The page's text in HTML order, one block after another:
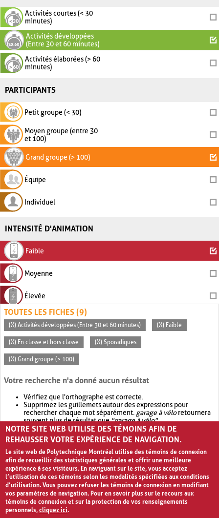
Activités courtes (< 30
minutes)
Activités développées
(Entre 30 et 60 minutes)
Activités élaborées (> 60
minutes)
PARTICIPANTS
Petit groupe (< 30)
Moyen groupe (entre 30
et 100)
Grand groupe (> 100)
Équipe
Individuel
INTENSITÉ D'ANIMATION
Faible
Moyenne
Élevée
TOUTES LES FICHES (9)
(X) Activités développées (Entre 30 et 60 minutes) (X) Faible
(X) En classe et hors classe (X) Sporadiques
(X) Grand groupe (> 100)
Votre recherche n'a donné aucun résultat
Vérifiez que l'orthographe est correcte.
Supprimez les guillemets autour des expressions pour
rechercher chaque mot séparément. garage à véloretournera
souvent plus de résultat que"garage à vélo".
Envisagez d'élargir votre recherche avec OR.garage OR vélo
retournera souvent plus de résultat quegarage à vélo
NOTRE SITE WEB UTILISE DES TÉMOINS AFIN DE
REHAUSSER VOTRE EXPÉRIENCE DE NAVIGATION.
Le site web de Polytechnique Montréal utilise des témoins de connexion
afin de recueillir des statistiques générales et offrir une meilleure
expérience à ses visiteurs. En naviguant sur le site, vous acceptez
l’utilisation de ces témoins selon les modalités spécifiées aux conditions
d’utilisation. Vous pouvez refuser les témoins de connexion en modifiant
vos paramètres de navigation. Pour en savoir plus sur le recours aux
témoins de connexion et sur la protection de vos renseignements
personnels,cliquez ici.